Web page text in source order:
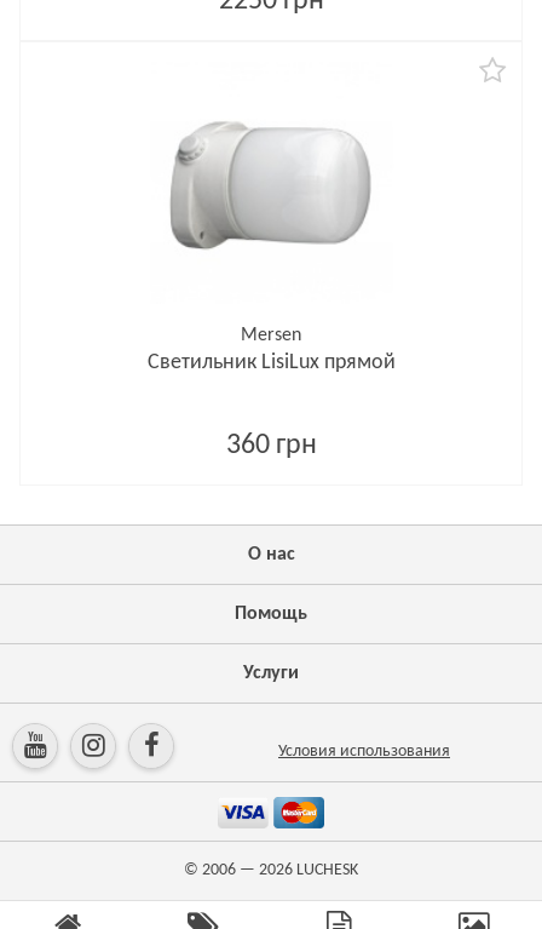
Mersen
Светильник LisiLux прямой
360 грн
О нас
Помощь
Услуги
Условия использования
© 2006 — 2026 LUCHESK